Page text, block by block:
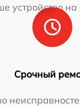
устройство
Срочный